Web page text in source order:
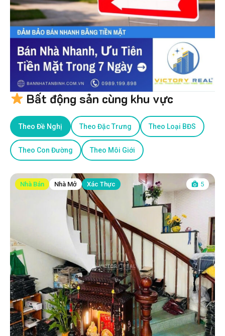
Bất động sản cùng khu vực
Theo Đề Nghị Theo Đặc Trưng Theo Loại BĐS
Theo Con Đường Theo Môi Giới
Nhà Bán Nhà Mở Xác Thực 5